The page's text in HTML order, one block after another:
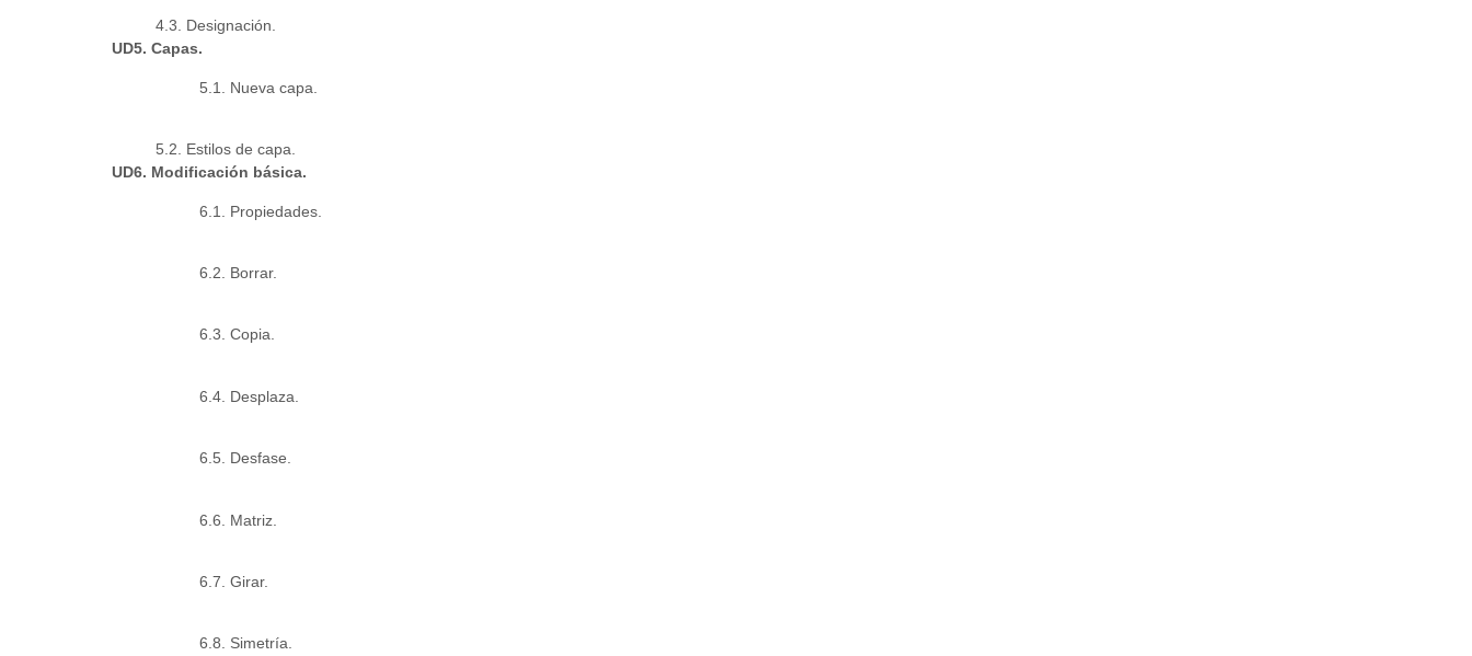
4.3. Designación.
UD5. Capas.
5.1. Nueva capa.
5.2. Estilos de capa.
UD6. Modificación básica.
6.1. Propiedades.
6.2. Borrar.
6.3. Copia.
6.4. Desplaza.
6.5. Desfase.
6.6. Matriz.
6.7. Girar.
6.8. Simetría.